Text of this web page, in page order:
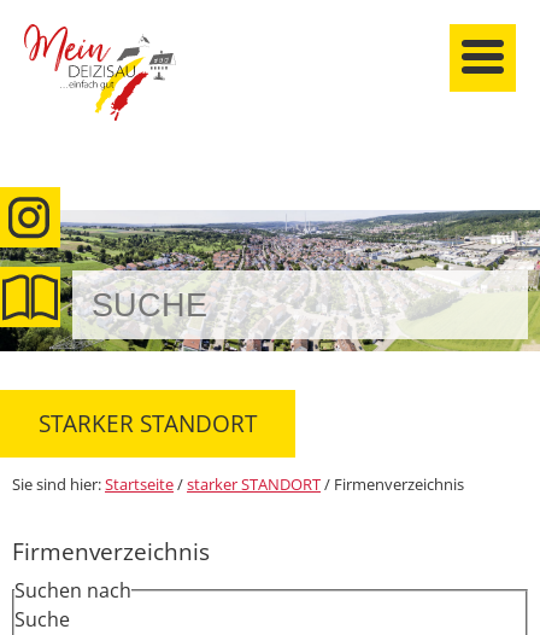
anmelden
STARKER STANDORT
Sie sind hier:Startseite/starker STANDORT/ Firmenverzeichnis
Firmenverzeichnis
Suchen nach
Suche